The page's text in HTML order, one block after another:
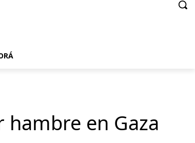
en Gaza